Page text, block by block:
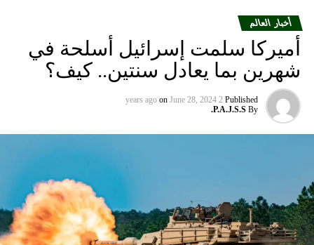
أخبار العالم
أميركا سلمت إسرائيل أسلحة في
شهرين بما يعادل سنتين.. كيف؟
Published
2 years ago
on June 28, 2024
By
P.A.J.S.S.